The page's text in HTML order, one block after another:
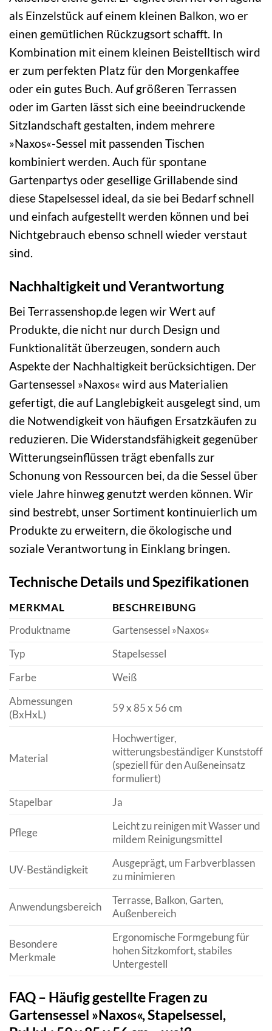
als Einzelstück auf einem kleinen Balkon, wo er
einen gemütlichen Rückzugsort schafft. In
Kombination mit einem kleinen Beistelltisch wird
er zum perfekten Platz für den Morgenkaffee
oder ein gutes Buch. Auf größeren Terrassen
oder im Garten lässt sich eine beeindruckende
Sitzlandschaft gestalten, indem mehrere
»Naxos«-Sessel mit passenden Tischen
kombiniert werden. Auch für spontane
Gartenpartys oder gesellige Grillabende sind
diese Stapelsessel ideal, da sie bei Bedarf schnell
und einfach aufgestellt werden können und bei
Nichtgebrauch ebenso schnell wieder verstaut
sind.
Nachhaltigkeit und Verantwortung
Bei Terrassenshop.de legen wir Wert auf
Produkte, die nicht nur durch Design und
Funktionalität überzeugen, sondern auch
Aspekte der Nachhaltigkeit berücksichtigen. Der
Gartensessel »Naxos« wird aus Materialien
gefertigt, die auf Langlebigkeit ausgelegt sind, um
die Notwendigkeit von häufigen Ersatzkäufen zu
reduzieren. Die Widerstandsfähigkeit gegenüber
Witterungseinflüssen trägt ebenfalls zur
Schonung von Ressourcen bei, da die Sessel über
viele Jahre hinweg genutzt werden können. Wir
sind bestrebt, unser Sortiment kontinuierlich um
Produkte zu erweitern, die ökologische und
soziale Verantwortung in Einklang bringen.
Technische Details und Spezifikationen
MERKMAL
BESCHREIBUNG
Produktname
Gartensessel »Naxos«
Typ
Stapelsessel
Farbe
Weiß
Abmessungen
(BxHxL)
59 x 85 x 56 cm
Material
Hochwertiger,
witterungsbeständiger Kunststoff
(speziell für den Außeneinsatz
formuliert)
Stapelbar
Ja
Pflege
Leicht zu reinigen mit Wasser und
mildem Reinigungsmittel
UV-Beständigkeit
Ausgeprägt, um Farbverblassen
zu minimieren
Anwendungsbereich
Terrasse, Balkon, Garten,
Außenbereich
Besondere
Merkmale
Ergonomische Formgebung für
hohen Sitzkomfort, stabiles
Untergestell
FAQ – Häufig gestellte Fragen zu
Gartensessel »Naxos«, Stapelsessel,